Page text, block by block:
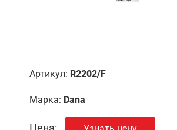
Артикул: R2202/F
Марка: Dana